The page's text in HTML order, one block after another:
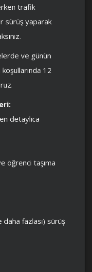
trafik
sürüş yaparak
ve günün
12
detaylıca
öğrenci taşıma
daha fazlası) sürüş